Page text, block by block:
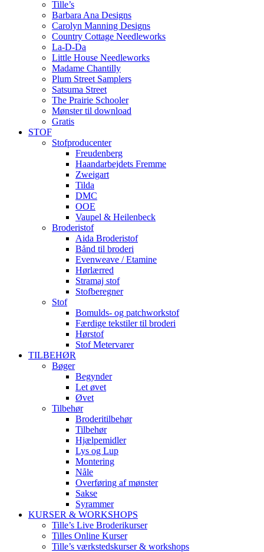
Tille’s
Barbara Ana Designs
Carolyn Manning Designs
Country Cottage Needleworks
La-D-Da
Little House Needleworks
Madame Chantilly
Plum Street Samplers
Satsuma Street
The Prairie Schooler
Mønster til download
Gratis
STOF
Stofproducenter
Freudenberg
Haandarbejdets Fremme
Zweigart
Tilda
DMC
OOE
Vaupel & Heilenbeck
Broderistof
Aida Broderistof
Bånd til broderi
Evenweave / Etamine
Hørlærred
Stramaj stof
Stofberegner
Stof
Bomulds- og patchworkstof
Færdige tekstiler til broderi
Hørstof
Stof Metervarer
TILBEHØR
Bøger
Begynder
Let øvet
Øvet
Tilbehør
Broderitilbehør
Tilbehør
Hjælpemidler
Lys og Lup
Montering
Nåle
Overføring af mønster
Sakse
Syrammer
KURSER & WORKSHOPS
Tille’s Live Broderikurser
Tilles Online Kurser
Tille’s værkstedskurser & workshops